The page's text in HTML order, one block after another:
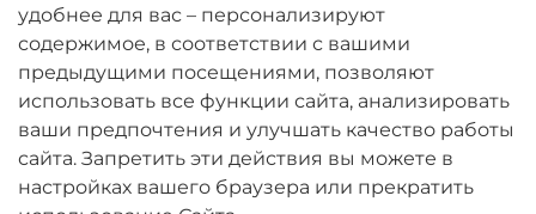
О компании
Товары и услуги
удобнее для вас – персонализируют
содержимое, в соответствии с вашими
предыдущими посещениями, позволяют
использовать все функции сайта, анализировать
ваши предпочтения и улучшать качество работы
сайта. Запретить эти действия вы можете в
настройках вашего браузера или прекратить